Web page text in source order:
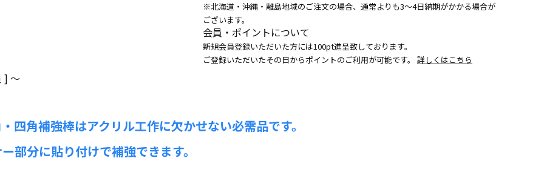
※北海道・沖縄・離島地域のご注文の場合、通常よりも3～4日納期がかかる場合が
ございます。
会員・ポイントについて
新規会員登録いただいた方には100pt進呈致しております。
ご登録いただいたその日からポイントのご利用が可能です。 詳しくはこちら
] 〜
四角補強棒はアクリル工作に欠かせない必需品です。
部分に貼り付けで補強できます。